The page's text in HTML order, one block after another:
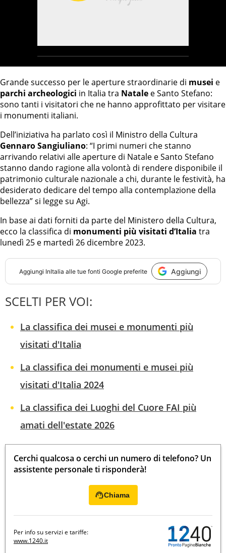
Grande successo per le aperture straordinarie di musei e
parchi archeologici in Italia tra Natale e Santo Stefano:
sono tanti i visitatori che ne hanno approfittato per visitare
i monumenti italiani.
Dell’iniziativa ha parlato così il Ministro della Cultura
Gennaro Sangiuliano: “I primi numeri che stanno
arrivando relativi alle aperture di Natale e Santo Stefano
stanno dando ragione alla volontà di rendere disponibile il
patrimonio culturale nazionale a chi, durante le festività, ha
desiderato dedicare del tempo alla contemplazione della
bellezza” si legge su Agi.
In base ai dati forniti da parte del Ministero della Cultura,
ecco la classifica di monumenti più visitati d’Italia tra
lunedì 25 e martedì 26 dicembre 2023.
Aggiungi InItalia alle tue fonti Google preferite Aggiungi
SCELTI PER VOI:
La classifica dei musei e monumenti più
visitati d'Italia
La classifica dei monumenti e musei più
visitati d'Italia 2024
La classifica dei Luoghi del Cuore FAI più
amati dell'estate 2026
Cerchi qualcosa o cerchi un numero di telefono? Un
assistente personale ti risponderà!
Chiama
Per info su servizi e tariffe:
www.1240.it